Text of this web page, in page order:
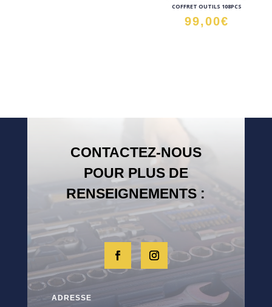
COFFRET OUTILS 108PCS
99,00€
CONTACTEZ-NOUS
POUR PLUS DE
RENSEIGNEMENTS :
ADRESSE